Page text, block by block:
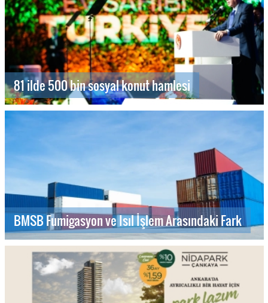
81 ilde 500 bin sosyal konut hamlesi
BMSB Fumigasyon ve Isıl İşlem Arasındaki Fark